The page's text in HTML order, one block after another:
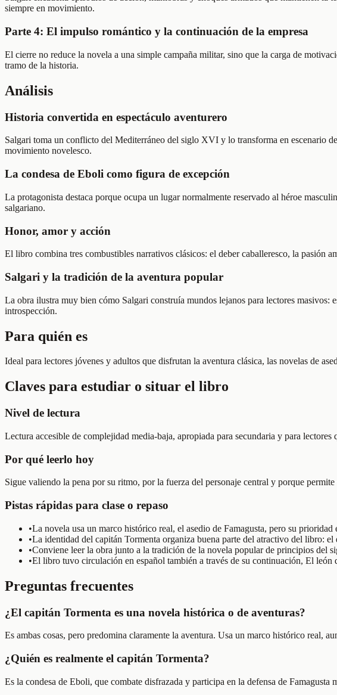
siempre en movimiento.
Parte 4: El impulso romántico y la continuación de la empresa
El cierre no reduce la novela a una simple campaña militar, sino que la carga de
tramo de la historia.
Análisis
Historia convertida en espectáculo aventurero
Salgari toma un conflicto del Mediterráneo del siglo XVI y lo transforma en escenario
movimiento novelesco.
La condesa de Eboli como figura de excepción
La protagonista destaca porque ocupa un lugar normalmente reservado al héroe
salgariano.
Honor, amor y acción
El libro combina tres combustibles narrativos clásicos: el deber caballeresco, la pasión
Salgari y la tradición de la aventura popular
La obra ilustra muy bien cómo Salgari construía mundos lejanos para lectores masivos:
introspección.
Para quién es
Ideal para lectores jóvenes y adultos que disfrutan la aventura clásica, las novelas de
Claves para estudiar o situar el libro
Nivel de lectura
Lectura accesible de complejidad media-baja, apropiada para secundaria y para
Por qué leerlo hoy
Sigue valiendo la pena por su ritmo, por la fuerza del personaje central y porque
Pistas rápidas para clase o repaso
•La novela usa un marco histórico real, el asedio de Famagusta, pero su
•La identidad del capitán Tormenta organiza buena parte del atractivo del libro:
•Conviene leer la obra junto a la tradición de la novela popular de principios del
•El libro tuvo circulación en español también a través de su continuación, El
Preguntas frecuentes
¿El capitán Tormenta es una novela histórica o de aventuras?
Es ambas cosas, pero predomina claramente la aventura. Usa un marco histórico real,
¿Quién es realmente el capitán Tormenta?
Es la condesa de Eboli, que combate disfrazada y participa en la defensa de Famagusta